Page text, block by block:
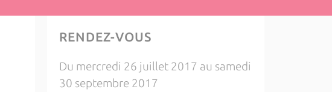
RENDEZ-VOUS
Du mercredi 26 juillet 2017 au samedi
30 septembre 2017